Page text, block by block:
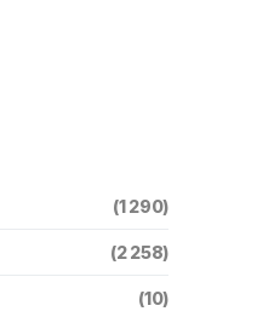
(1 290)
(2 258)
(10)